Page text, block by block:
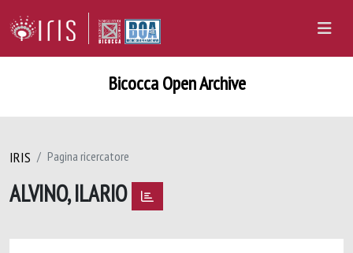
Bicocca Open Archive
IRIS Pagina ricercatore
ALVINO, ILARIO